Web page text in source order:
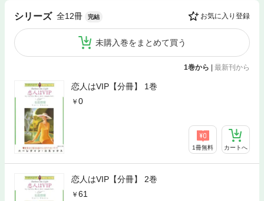
シリーズ 全12冊 完結 お気に入り登録
未購入巻をまとめて買う
1巻から 最新刊から
恋人はVIP【分冊】 1巻
0
1冊無料 カートへ
恋人はVIP【分冊】 2巻
61